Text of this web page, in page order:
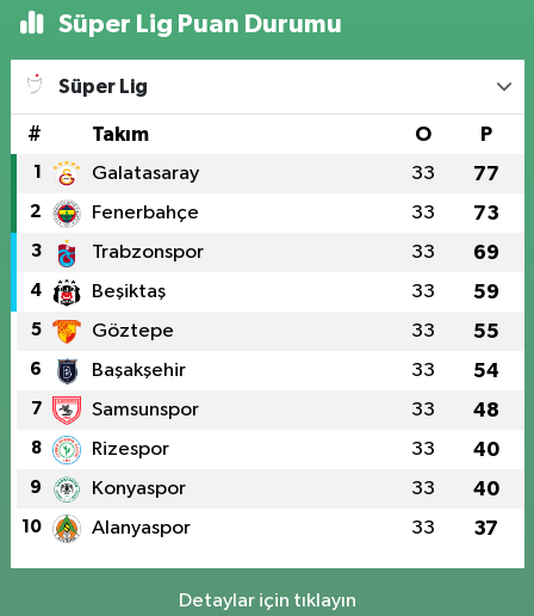
Süper Lig Puan Durumu
Süper Lig
# Takım O P
1 Galatasaray 33 77
2 Fenerbahçe 33 73
3 Trabzonspor 33 69
4 Beşiktaş 33 59
5 Göztepe 33 55
6 Başakşehir 33 54
7 Samsunspor 33 48
8 Rizespor 33 40
9 Konyaspor 33 40
10 Alanyaspor 33 37
Detaylar için tıklayın